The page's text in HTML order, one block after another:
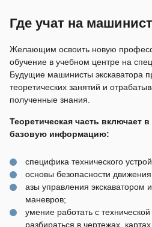
Где учат на
Желающим освоить новую
обучение в учебном центре на
Будущие машинисты экскаватора
теоретических занятий и
полученные знания.
Теоретическая часть включает
базовую информацию:
специфика технического
основы безопасности
азы управления экскаватором
маневров;
умение работать с
разбираться в чертежах, картах